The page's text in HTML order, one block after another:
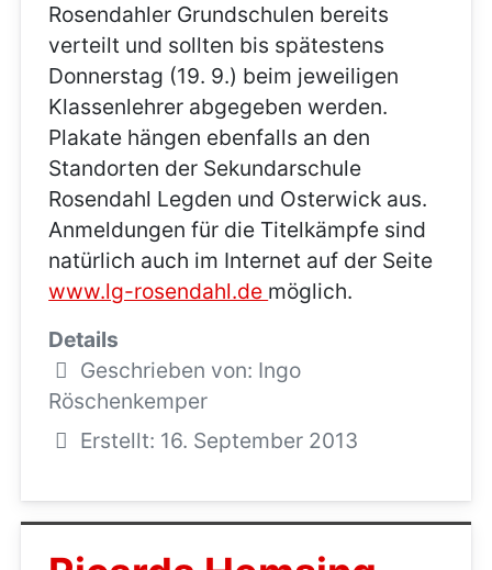
Rosendahler Grundschulen bereits
verteilt und sollten bis spätestens
Donnerstag (19. 9.) beim jeweiligen
Klassenlehrer abgegeben werden.
Plakate hängen ebenfalls an den
Standorten der Sekundarschule
Rosendahl Legden und Osterwick aus.
Anmeldungen für die Titelkämpfe sind
natürlich auch im Internet auf der Seite
www.lg-rosendahl.de möglich.
Details
Geschrieben von: Ingo
Röschenkemper
Erstellt: 16. September 2013